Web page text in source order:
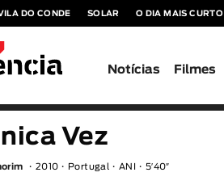
DO CONDE SOLAR O DIA MAIS CURTO
Notícias Filmes
Vez
2010 Portugal ANI 5′40″